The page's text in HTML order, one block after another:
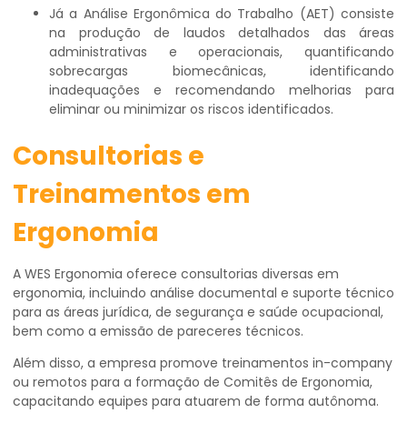
Já a Análise Ergonômica do Trabalho (AET) consiste
na produção de laudos detalhados das áreas
administrativas e operacionais, quantificando
sobrecargas biomecânicas, identificando
inadequações e recomendando melhorias para
eliminar ou minimizar os riscos identificados.
Consultorias e
Treinamentos em
Ergonomia
A WES Ergonomia oferece consultorias diversas em
ergonomia, incluindo análise documental e suporte técnico
para as áreas jurídica, de segurança e saúde ocupacional,
bem como a emissão de pareceres técnicos.
Além disso, a empresa promove treinamentos in-company
ou remotos para a formação de Comitês de Ergonomia,
capacitando equipes para atuarem de forma autônoma.